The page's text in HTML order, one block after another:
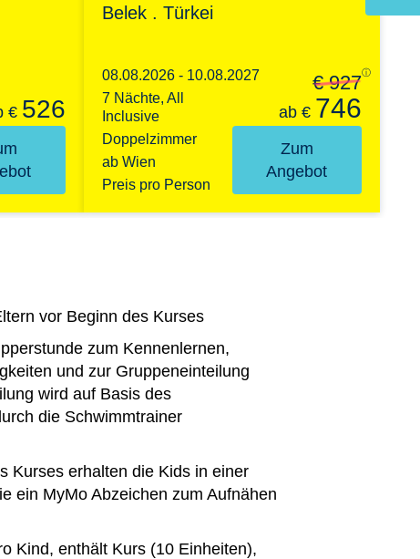
€ 526
Belek . Türkei
08.08.2026 - 10.08.2027
7 Nächte, All
Inclusive
Doppelzimmer
ab Wien
Preis pro Person
ⓘ
€ 927
ab € 746
Zum
Angebot
vor Beginn des Kurses
zum Kennenlernen,
und zur Gruppeneinteilung
wird auf Basis des
die Schwimmtrainer
Kurses erhalten die Kids in einer
ein MyMo Abzeichen zum Aufnähen
Kind, enthält Kurs (10 Einheiten),